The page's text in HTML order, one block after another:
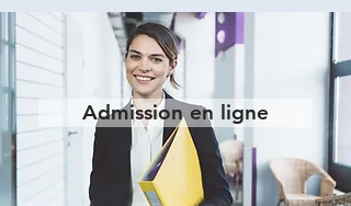
Admission en ligne